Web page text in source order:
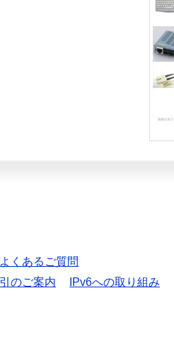
よくあるご質問
のご案内
IPv6への取り組み